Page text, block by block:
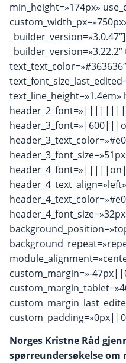
min_height=»174px»
header_2_font=»||||||||»
header_4_text_align=»left»
custom_margin=»-
Norges Kristne Råd
spørreundersøkelse om